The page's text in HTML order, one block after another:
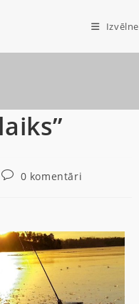
Izvēlne
0 komentāri